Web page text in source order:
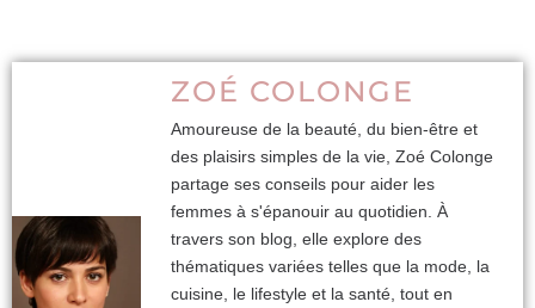
ZOÉ COLONGE
Amoureuse de la beauté, du bien-être et
des plaisirs simples de la vie, Zoé Colonge
partage ses conseils pour aider les
femmes à s'épanouir au quotidien. À
travers son blog, elle explore des
thématiques variées telles que la mode, la
cuisine, le lifestyle et la santé, tout en